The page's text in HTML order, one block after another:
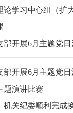
组（扩大） 2026年第4次学习
部开展6月主题党日
部开展6月主题党日
题演讲比赛
委顺利完成换届选举工